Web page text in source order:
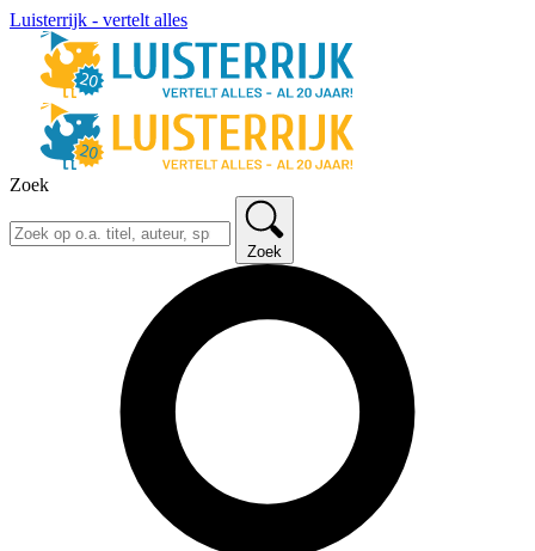
Luisterrijk - vertelt alles
Zoek
Zoek